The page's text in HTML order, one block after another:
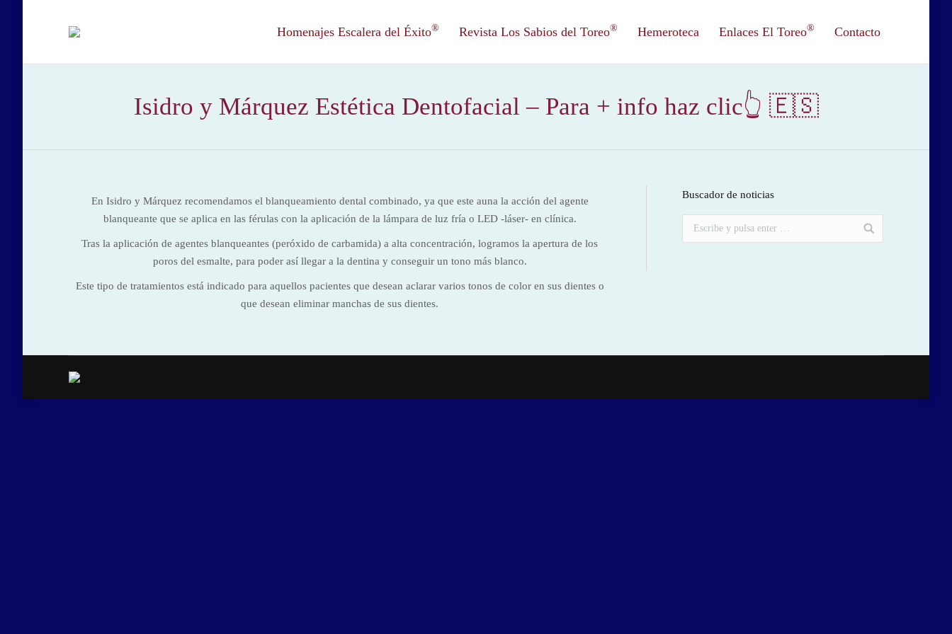
Homenajes Escalera del Éxito® Revista Los Sabios del Toreo® Hemeroteca Enlaces El Toreo® Contacto
Isidro y Márquez Estética Dentofacial – Para + info haz clic👆 🇪🇸
En Isidro y Márquez recomendamos el blanqueamiento dental combinado, ya que este auna la acción del agente
blanqueante que se aplica en las férulas con la aplicación de la lámpara de luz fría o LED -láser- en clínica.
Tras la aplicación de agentes blanqueantes (peróxido de carbamida) a alta concentración, logramos la apertura de los
poros del esmalte, para poder así llegar a la dentina y conseguir un tono más blanco.
Este tipo de tratamientos está indicado para aquellos pacientes que desean aclarar varios tonos de color en sus dientes o
que desean eliminar manchas de sus dientes.
Buscador de noticias